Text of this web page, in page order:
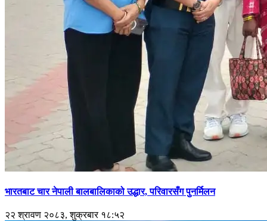
भारतबाट चार नेपाली बालबालिकाको उद्धार, परिवारसँग पुनर्मिलन
२२ श्रावण २०८३, शुक्रबार १८:५२